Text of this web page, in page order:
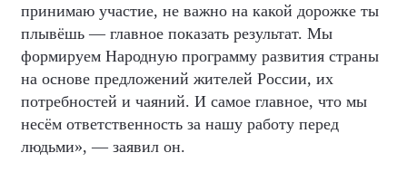
принимаю участие, не важно на какой дорожке ты
плывёшь — главное показать результат. Мы
формируем Народную программу развития страны
на основе предложений жителей России, их
потребностей и чаяний. И самое главное, что мы
несём ответственность за нашу работу перед
людьми», — заявил он.